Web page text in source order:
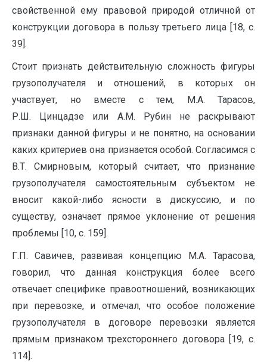
свойственной ему правовой природой отличной от
конструкции договора в пользу третьего лица [18, с.
39].
Стоит признать действительную сложность фигуры
грузополучателя и отношений, в которых он
участвует, но вместе с тем, М.А. Тарасов,
Р.Ш. Цинцадзе или А.М. Рубин не раскрывают
признаки данной фигуры и не понятно, на основании
каких критериев она признается особой. Согласимся с
В.Т. Смирновым, который считает, что признание
грузополучателя самостоятельным субъектом не
вносит какой-либо ясности в дискуссию, и по
существу, означает прямое уклонение от решения
проблемы [10, с. 159].
Г.П. Савичев, развивая концепцию М.А. Тарасова,
говорил, что данная конструкция более всего
отвечает специфике правоотношений, возникающих
при перевозке, и отмечал, что особое положение
грузополучателя в договоре перевозки является
прямым признаком трехстороннего договора [19, с.
114].